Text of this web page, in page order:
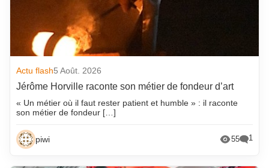
Actu flash5 Août. 2026
Jérôme Horville raconte son métier de fondeur d’art
« Un métier où il faut rester patient et humble » : il raconte
son métier de fondeur […]
piwi 55 1